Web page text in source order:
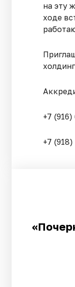
на эту
ходе
+7
+7